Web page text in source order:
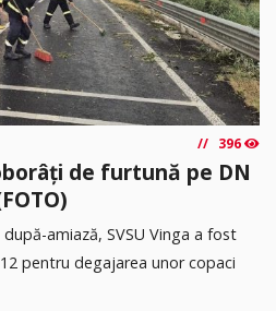
396
de furtună pe DN
amiază, SVSU Vinga a fost
pentru degajarea unor copaci